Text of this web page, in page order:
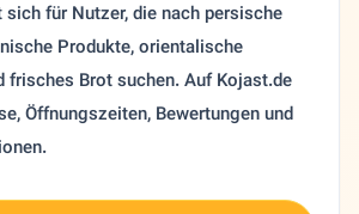
für Nutzer, die nach persische
Produkte, orientalische
frisches Brot suchen. Auf Kojast.de
Öffnungszeiten, Bewertungen und